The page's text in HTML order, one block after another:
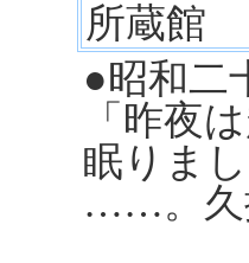
所蔵館
●昭和二
「昨夜
眠りま
……。久